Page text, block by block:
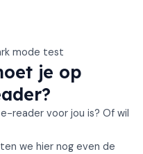
je op
reader voor jou is? Of wil
we hier nog even de